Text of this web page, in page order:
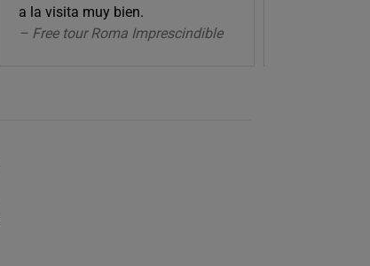
a la visita muy bien.
– Free tour Roma Imprescindible